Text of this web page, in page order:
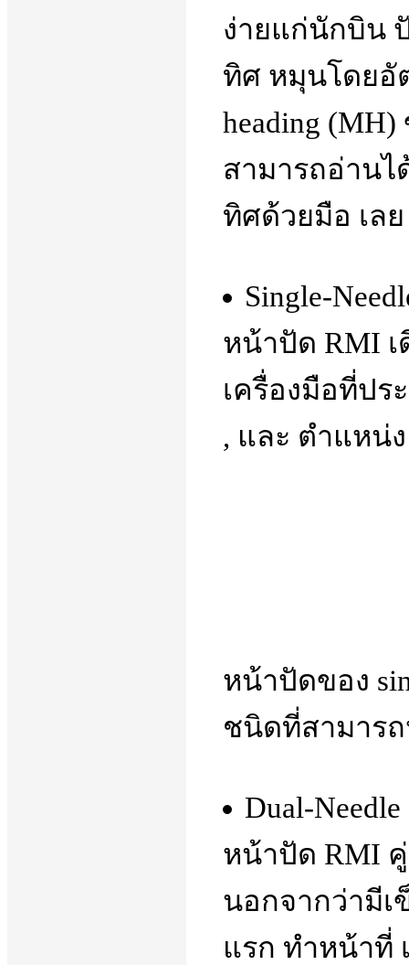
ง่ายแก่นักบิน
ทิศ หมุนโดยอั
heading
สามารถอ่านไ
ทิศด้วยมือ เลย
Single-
หน้าปัด RMI เ
เครื่องมือที่ปร
, และ ตำแหน่ง
หน้าปัดของ
ชนิดที่สามาร
Dual-
หน้าปัด RMI
นอกจากว่ามี
แรก ทำหน้าที่